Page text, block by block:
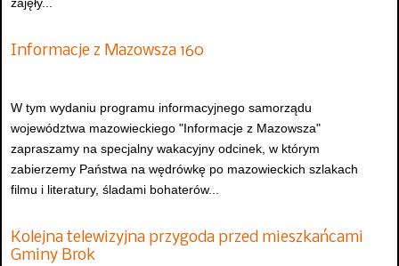
Informacje z Mazowsza 160
W tym wydaniu programu informacyjnego samorządu
województwa mazowieckiego "Informacje z Mazowsza"
zapraszamy na specjalny wakacyjny odcinek, w którym
zabierzemy Państwa na wędrówkę po mazowieckich szlakach
filmu i literatury, śladami bohaterów...
Kolejna telewizyjna przygoda przed mieszkańcami
Gminy Brok